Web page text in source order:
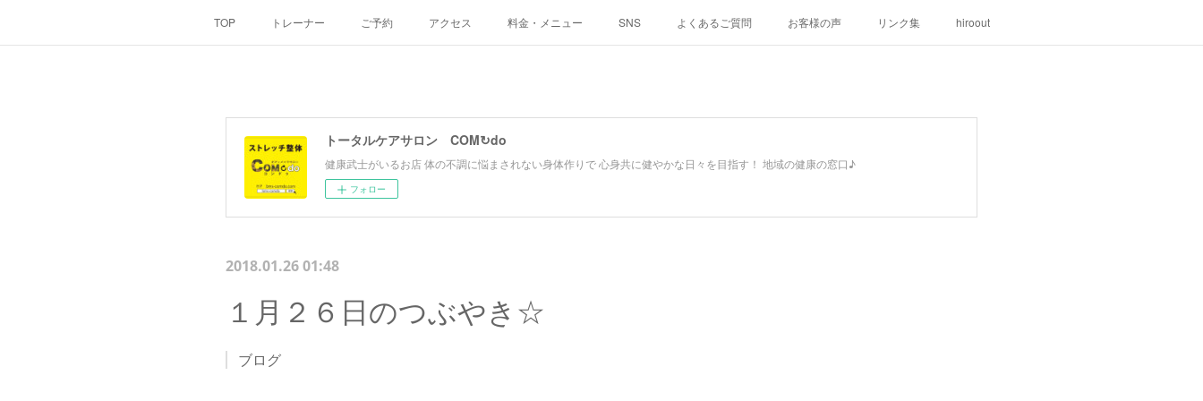
TOP トレーナー ご予約 アクセス 料金・メニュー SNS よくあるご質問 お客様の声 リンク集 hiroout
トータルケアサロン COM↻do
健康武士がいるお店 体の不調に悩まされない身体作りで 心身共に健やかな日々を目指す！ 地域の健康の窓口♪
フォロー
2018.01.26 01:48
１月２６日のつぶやき☆
ブログ